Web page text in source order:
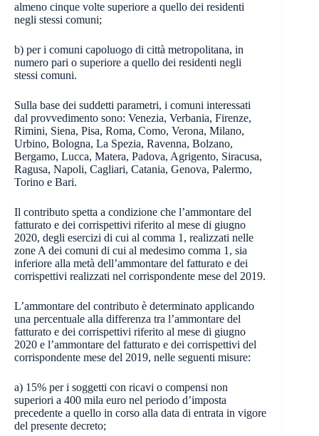
almeno cinque volte superiore a quello dei residenti
negli stessi comuni;
b) per i comuni capoluogo di città metropolitana, in
numero pari o superiore a quello dei residenti negli
stessi comuni.
Sulla base dei suddetti parametri, i comuni interessati
dal provvedimento sono: Venezia, Verbania, Firenze,
Rimini, Siena, Pisa, Roma, Como, Verona, Milano,
Urbino, Bologna, La Spezia, Ravenna, Bolzano,
Bergamo, Lucca, Matera, Padova, Agrigento, Siracusa,
Ragusa, Napoli, Cagliari, Catania, Genova, Palermo,
Torino e Bari.
Il contributo spetta a condizione che l’ammontare del
fatturato e dei corrispettivi riferito al mese di giugno
2020, degli esercizi di cui al comma 1, realizzati nelle
zone A dei comuni di cui al medesimo comma 1, sia
inferiore alla metà dell’ammontare del fatturato e dei
corrispettivi realizzati nel corrispondente mese del 2019.
L’ammontare del contributo è determinato applicando
una percentuale alla differenza tra l’ammontare del
fatturato e dei corrispettivi riferito al mese di giugno
2020 e l’ammontare del fatturato e dei corrispettivi del
corrispondente mese del 2019, nelle seguenti misure:
a) 15% per i soggetti con ricavi o compensi non
superiori a 400 mila euro nel periodo d’imposta
precedente a quello in corso alla data di entrata in vigore
del presente decreto;